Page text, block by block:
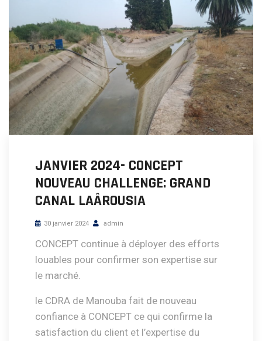
JANVIER 2024- CONCEPT
NOUVEAU CHALLENGE: GRAND
CANAL LAÂROUSIA
30 janvier 2024 admin
CONCEPT continue à déployer des efforts
louables pour confirmer son expertise sur
le marché.
le CDRA de Manouba fait de nouveau
confiance à CONCEPT ce qui confirme la
satisfaction du client et l’expertise du